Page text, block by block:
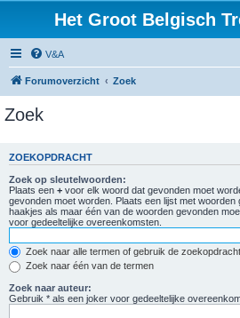
Het Groot Belgisch
V&A
Forumoverzicht Zoek
Zoek
ZOEKOPDRACHT
Zoek op sleutelwoorden:
Plaats een + voor elk woord dat gevonden moet
gevonden moet worden. Plaats een lijst met woorden
haakjes als maar één van de woorden gevonden
voor gedeeltelijke overeenkomsten.
Zoek naar alle termen of gebruik de
Zoek naar één van de termen
Zoek naar auteur:
Gebruik * als een joker voor gedeeltelijke